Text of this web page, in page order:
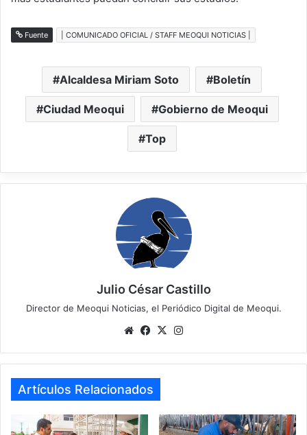
Fuente | COMUNICADO OFICIAL / STAFF MEOQUI NOTICIAS |
Alcaldesa Miriam Soto Boletín
Ciudad Meoqui Gobierno de Meoqui
Top
Julio César Castillo
Director de Meoqui Noticias, el Periódico Digital de Meoqui.
WebsiteFacebook
X
Artículos Relacionados